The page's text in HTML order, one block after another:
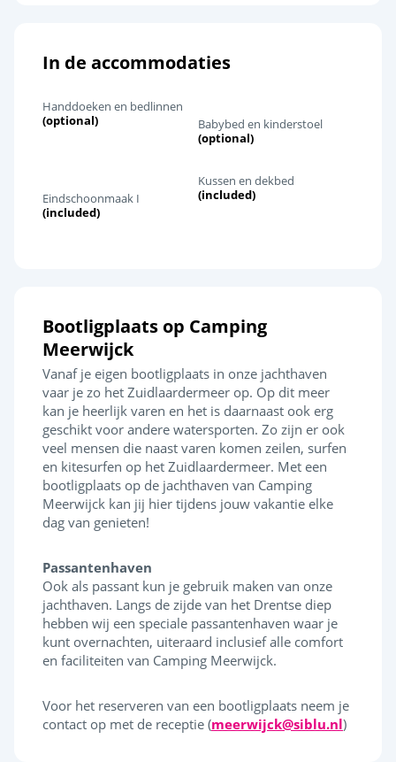
In de accommodaties
Handdoeken en bedlinnen
(optional)
Babybed en kinderstoel
(optional)
Eindschoonmaak I
(included)
Kussen en dekbed
(included)
Bootligplaats op Camping
Meerwijck
Vanaf je eigen bootligplaats in onze jachthaven
vaar je zo het Zuidlaardermeer op. Op dit meer
kan je heerlijk varen en het is daarnaast ook erg
geschikt voor andere watersporten. Zo zijn er ook
veel mensen die naast varen komen zeilen, surfen
en kitesurfen op het Zuidlaardermeer. Met een
bootligplaats op de jachthaven van Camping
Meerwijck kan jij hier tijdens jouw vakantie elke
dag van genieten!
Passantenhaven
Ook als passant kun je gebruik maken van onze
jachthaven. Langs de zijde van het Drentse diep
hebben wij een speciale passantenhaven waar je
kunt overnachten, uiteraard inclusief alle comfort
en faciliteiten van Camping Meerwijck.
Voor het reserveren van een bootligplaats neem je
contact op met de receptie (meerwijck@siblu.nl)